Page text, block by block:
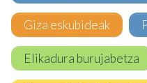
Giza eskubideak
Elikadura burujabetza